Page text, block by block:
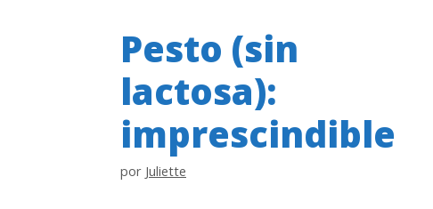
Pesto (sin
lactosa):
imprescindible
por Juliette